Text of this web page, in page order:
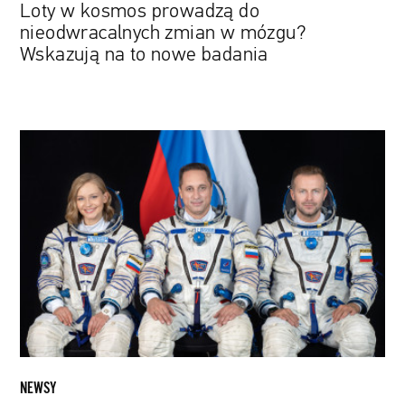
badania
Loty w kosmos prowadzą do
nieodwracalnych zmian w mózgu?
Wskazują na to nowe badania
startu
orbitę.
Nakręcą
pierwszą
fabułę
na
NEWSY